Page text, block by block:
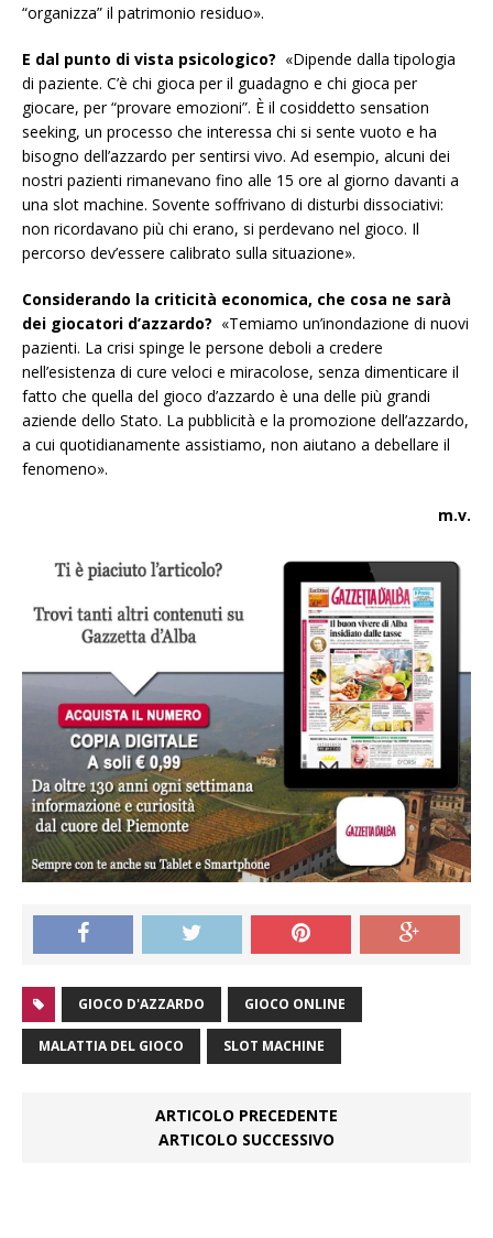
“organizza” il patrimonio residuo».
E dal punto di vista psicologico? «Dipende dalla tipologia
di paziente. C’è chi gioca per il guadagno e chi gioca per
giocare, per “provare emozioni”. È il cosiddetto sensation
seeking, un processo che interessa chi si sente vuoto e ha
bisogno dell’azzardo per sentirsi vivo. Ad esempio, alcuni dei
nostri pazienti rimanevano fino alle 15 ore al giorno davanti a
una slot machine. Sovente soffrivano di disturbi dissociativi:
non ricordavano più chi erano, si perdevano nel gioco. Il
percorso dev’essere calibrato sulla situazione».
Considerando la criticità economica, che cosa ne sarà
dei giocatori d’azzardo? «Temiamo un’inondazione di nuovi
pazienti. La crisi spinge le persone deboli a credere
nell’esistenza di cure veloci e miracolose, senza dimenticare il
fatto che quella del gioco d’azzardo è una delle più grandi
aziende dello Stato. La pubblicità e la promozione dell’azzardo,
a cui quotidianamente assistiamo, non aiutano a debellare il
fenomeno».
m.v.
GIOCO D'AZZARDO GIOCO ONLINE
MALATTIA DEL GIOCO SLOT MACHINE
ARTICOLO PRECEDENTE
ARTICOLO SUCCESSIVO